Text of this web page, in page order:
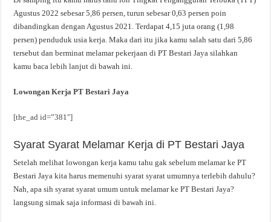
Agustus 2022 sebesar 5,86 persen, turun sebesar 0,63 persen poin
dibandingkan dengan Agustus 2021. Terdapat 4,15 juta orang (1,98
persen) penduduk usia kerja. Maka dari itu jika kamu salah satu dari 5,86
tersebut dan berminat melamar pekerjaan di PT Bestari Jaya silahkan
kamu baca lebih lanjut di bawah ini.
Lowongan Kerja PT Bestari Jaya
[the_ad id=”381″]
Syarat Syarat Melamar Kerja di PT Bestari Jaya
Setelah melihat lowongan kerja kamu tahu gak sebelum melamar ke PT
Bestari Jaya kita harus memenuhi syarat syarat umumnya terlebih dahulu?
Nah, apa sih syarat syarat umum untuk melamar ke PT Bestari Jaya?
langsung simak saja informasi di bawah ini.